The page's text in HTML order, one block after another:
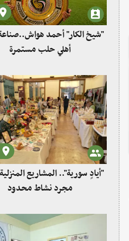
"شيخ الكار" أحمد
أهلي حلب مستمرة
"أيادٍ سورية".. المشاريع
مجرد نشاط محدود